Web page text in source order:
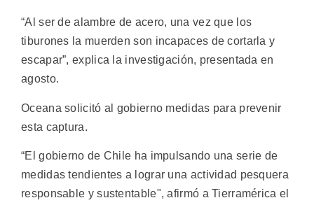
“Al ser de alambre de acero, una vez que los
tiburones la muerden son incapaces de cortarla y
escapar”, explica la investigación, presentada en
agosto.
Oceana solicitó al gobierno medidas para prevenir
esta captura.
“El gobierno de Chile ha impulsando una serie de
medidas tendientes a lograr una actividad pesquera
responsable y sustentable", afirmó a Tierramérica el